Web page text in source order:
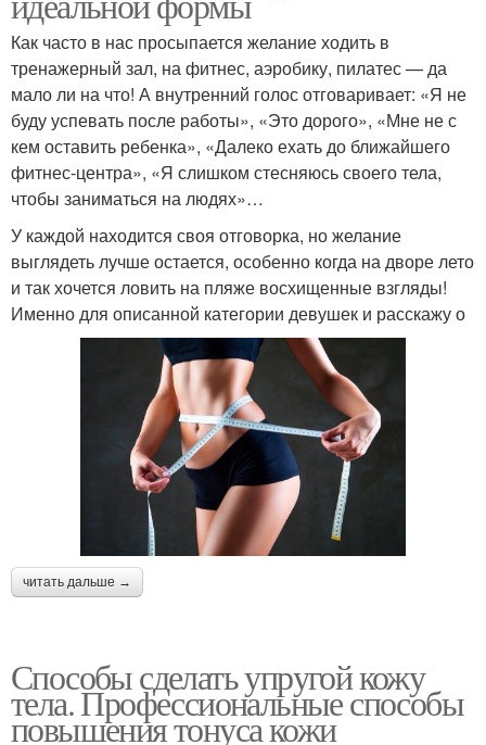
Как часто в нас просыпается желание ходить в
тренажерный зал, на фитнес, аэробику, пилатес — да
мало ли на что! А внутренний голос отговаривает: «Я не
буду успевать после работы», «Это дорого», «Мне не с
кем оставить ребенка», «Далеко ехать до ближайшего
фитнес-центра», «Я слишком стесняюсь своего тела,
чтобы заниматься на людях»…
У каждой находится своя отговорка, но желание
выглядеть лучше остается, особенно когда на дворе лето
и так хочется ловить на пляже восхищенные взгляды!
Именно для описанной категории девушек и расскажу о
читать дальше →
Способы сделать упругой кожу
тела. Профессиональные способы
повышения тонуса кожи